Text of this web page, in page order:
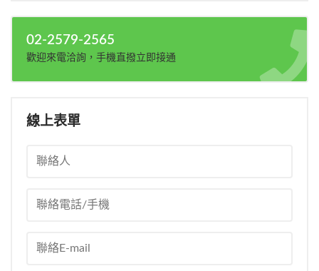
02-2579-2565
歡迎來電洽詢，手機直撥立即接通
線上表單